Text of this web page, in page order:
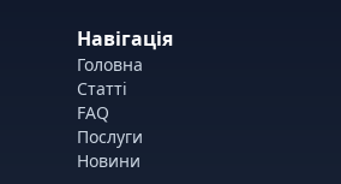
Навігація
Головна
Статті
FAQ
Послуги
Новини